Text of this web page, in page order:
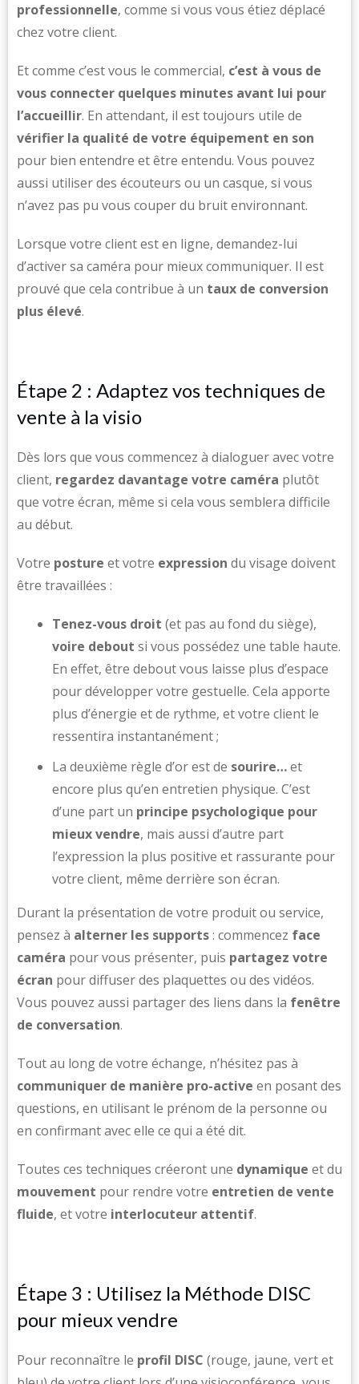
professionnelle, comme si vous vous étiez déplacé
chez votre client.
Et comme c’est vous le commercial, c’est à vous de
vous connecter quelques minutes avant lui pour
l’accueillir. En attendant, il est toujours utile de
vérifier la qualité de votre équipement en son
pour bien entendre et être entendu. Vous pouvez
aussi utiliser des écouteurs ou un casque, si vous
n’avez pas pu vous couper du bruit environnant.
Lorsque votre client est en ligne, demandez-lui
d’activer sa caméra pour mieux communiquer. Il est
prouvé que cela contribue à un taux de conversion
plus élevé.
Étape 2 : Adaptez vos techniques de
vente à la visio
Dès lors que vous commencez à dialoguer avec votre
client, regardez davantage votre caméra plutôt
que votre écran, même si cela vous semblera difficile
au début.
Votre posture et votre expression du visage doivent
être travaillées :
Tenez-vous droit (et pas au fond du siège),
voire debout si vous possédez une table haute.
En effet, être debout vous laisse plus d’espace
pour développer votre gestuelle. Cela apporte
plus d’énergie et de rythme, et votre client le
ressentira instantanément ;
La deuxième règle d’or est de sourire…et
encore plus qu’en entretien physique. C’est
d’une part un principe psychologique pour
mieux vendre, mais aussi d’autre part
l’expression la plus positive et rassurante pour
votre client, même derrière son écran.
Durant la présentation de votre produit ou service,
pensez à alterner les supports: commencez face
caméra pour vous présenter, puis partagez votre
écran pour diffuser des plaquettes ou des vidéos.
Vous pouvez aussi partager des liens dans la fenêtre
de conversation.
Tout au long de votre échange, n’hésitez pas à
communiquer de manière pro-active en posant des
questions, en utilisant le prénom de la personne ou
en confirmant avec elle ce qui a été dit.
Toutes ces techniques créeront une dynamique et du
mouvement pour rendre votre entretien de vente
fluide, et votre interlocuteur attentif.
Étape 3 : Utilisez la Méthode DISC
pour mieux vendre
Pour reconnaître le profil DISC (rouge, jaune, vert et